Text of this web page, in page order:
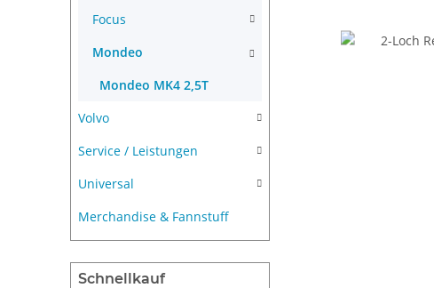
Focus
Mondeo
Mondeo MK4 2,5T
Volvo
Service / Leistungen
Universal
Merchandise & Fannstuff
Schnellkauf